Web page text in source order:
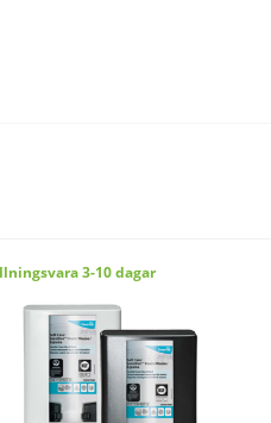
3-10 dagar